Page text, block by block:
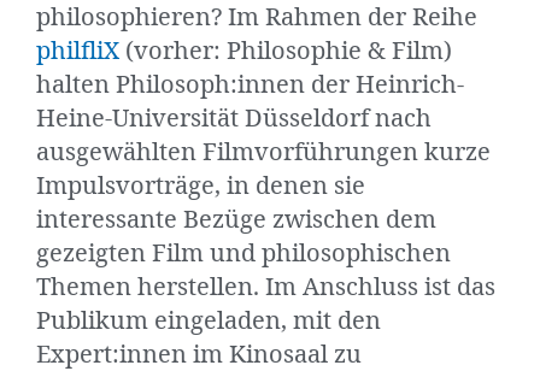
philosophieren? Im Rahmen der Reihe
philfliX (vorher: Philosophie & Film)
halten Philosoph:innen der Heinrich-
Heine-Universität Düsseldorf nach
ausgewählten Filmvorführungen kurze
Impulsvorträge, in denen sie
interessante Bezüge zwischen dem
gezeigten Film und philosophischen
Themen herstellen. Im Anschluss ist das
Publikum eingeladen, mit den
Expert:innen im Kinosaal zu